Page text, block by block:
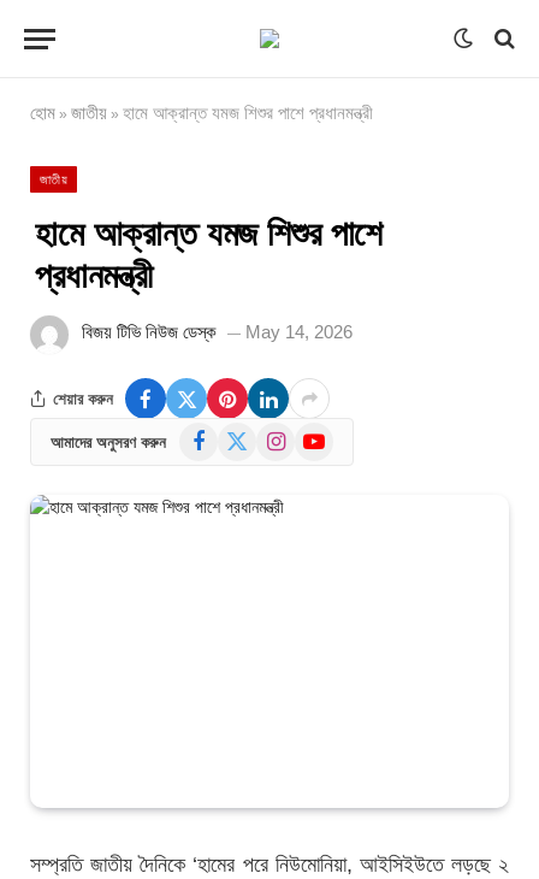
হোম » জাতীয় » হামে আক্রান্ত যমজ শিশুর পাশে প্রধানমন্ত্রী
জাতীয়
হামে আক্রান্ত যমজ শিশুর পাশে
প্রধানমন্ত্রী
বিজয় টিভি নিউজ ডেস্ক May 14, 2026
শেয়ার করুন
আমাদের অনুসরণ করুন Facebook InstagramYouTube
সম্প্রতি জাতীয় দৈনিকে ‘হামের পরে নিউমোনিয়া, আইসিইউতে লড়ছে ২